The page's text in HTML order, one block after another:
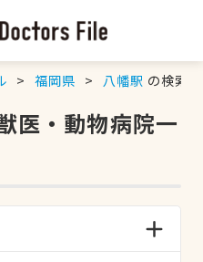
福岡県 八幡駅 の検索
医・動物病院一